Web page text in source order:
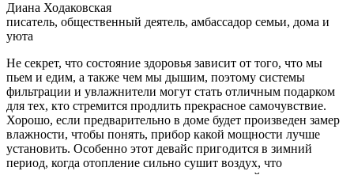
Диана Ходаковская
писатель, общественный деятель, амбассадор семьи, дома и
уюта
Не секрет, что состояние здоровья зависит от того, что мы
пьем и едим, а также чем мы дышим, поэтому системы
фильтрации и увлажнители могут стать отличным подарком
для тех, кто стремится продлить прекрасное самочувствие.
Хорошо, если предварительно в доме будет произведен замер
влажности, чтобы понять, прибор какой мощности лучше
установить. Особенно этот девайс пригодится в зимний
период, когда отопление сильно сушит воздух, что